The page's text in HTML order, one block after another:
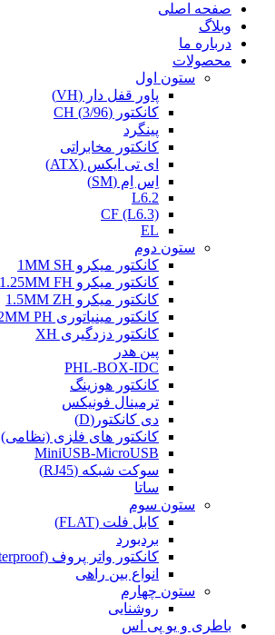
صفحه اصلی
وبلاگ
درباره ما
محصولات
ستون اول
پاور قفل دار (VH)
کانکتور (3/96) CH
پینگرد
کانکتور مخابراتی
ای تی ایکس (ATX)
اِس اِم (SM)
L6.2
CF (L6.3)
EL
ستون دوم
کانکتور میکرو 1MM SH
کانکتور میکرو 1.25MM FH
کانکتور میکرو 1.5MM ZH
کانکتور مینیاتوری 2MM PH
کانکتور دزدگیری XH
پین هدر
PHL-BOX-IDC
کانکتور هوزینگ
ترمینال فونیکس
دی کانکتور(D)
کانکتور های فلزی (نظامی)
MiniUSB-MicroUSB
سوکت شبکه (RJ45)
ساتا
ستون سوم
کابل فلت (FLAT)
بردبورد
کانکتور واتر پروف (Waterproof)
انواع بین راهی
ستون چهارم
روشنایی
باطری و یو پی اس